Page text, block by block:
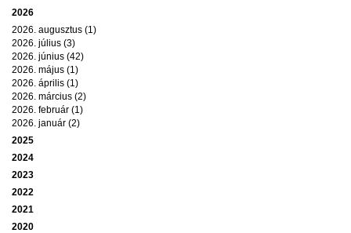
2026
2026. augusztus (1)
2026. július (3)
2026. június (42)
2026. május (1)
2026. április (1)
2026. március (2)
2026. február (1)
2026. január (2)
2025
2024
2023
2022
2021
2020